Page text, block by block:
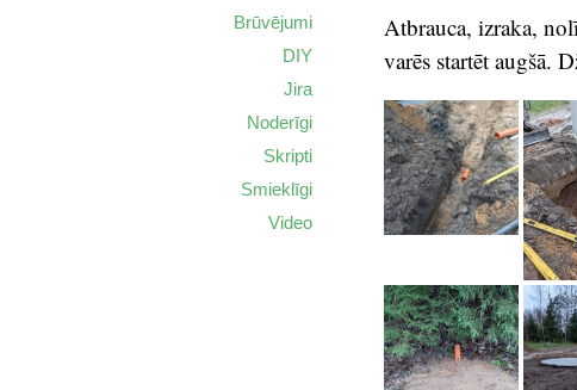
Atbrauca, izraka,
varēs startēt augšā.
Brūvējumi
DIY
Jira
Noderīgi
Skripti
Smieklīgi
Video